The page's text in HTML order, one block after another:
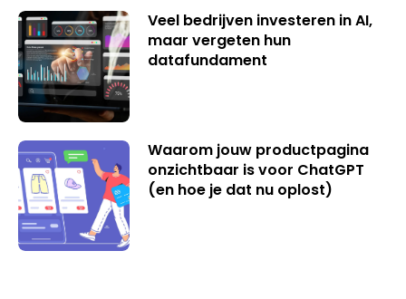
Veel bedrijven investeren in AI,
maar vergeten hun
datafundament
Waarom jouw productpagina
onzichtbaar is voor ChatGPT
(en hoe je dat nu oplost)